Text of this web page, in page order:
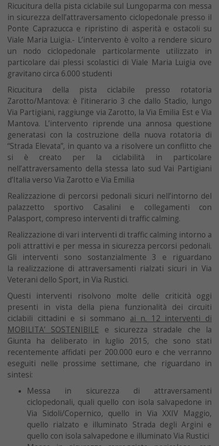
Ricucitura della pista ciclabile sul Lungoparma con messa
in sicurezza dell’attraversamento ciclopedonale presso il
Ponte Caprazucca e ripristino di asperità e ostacoli su
Viale Maria Luigia.- L’intervento è volto a rendere sicuro
un nodo ciclopedonale particolarmente utilizzato in
particolare dai plessi scolastici di Viale Maria Luigia ove
gravitano circa 6.000 studenti
Ricucitura della pista ciclabile presso rotatoria
Zarotto/Mantova: è l’itinerario 3 che dallo Stadio, lungo
Via Partigiani, raggiunge via Zarotto, la Via Emilia Est e Via
Mantova. L’intervento riprende una annosa questione
generatasi con la costruzione della nuova rotatoria di
“Strada Elevata”, in quanto va a risolvere un conflitto che
si è creato per la ciclabilità in particolare
nell’attraversamento della stessa lato sud Vai Partigiani
d’Italia verso Via Zarotto e Via Emilia
Realizzazione di percorsi pedonali sicuri nell’intorno del
palazzetto sportivo Casalini e collegamenti con
Palasport, compreso interventi di traffic calming.
Realizzazione di vari interventi di traffic calming intorno a
poli attrattivi e per messa in sicurezza percorsi pedonali.
Gli interventi sono sostanzialmente 3 e riguardano
la realizzazione di attraversamenti rialzati sicuri in Via
Veterani dello Sport, in Via Rustici.
Questi interventi risolvono molte delle criticità oggi
presenti in vista della piena funzionalità dei circuiti
ciclabili cittadini e si sommano ai n. 12 interventi di
MOBILITA’ SOSTENIBILE e sicurezza stradale che la
Giunta ha deliberato in luglio 2015, che sono stati
recentemente affidati per 200.000 euro e che verranno
eseguiti nelle prossime settimane, che riguardano in
sintesi:
Messa in sicurezza di attraversamenti
ciclopedonali, quali quello con isola salvapedone in
Via Sidoli/Copernico, quello in Via XXIV Maggio,
quello rialzato e illuminato Strada degli Argini e
quello con isola salvapedone e illuminato Via Rustici